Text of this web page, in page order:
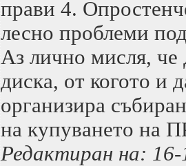
прави 4.
лесно проблеми
Аз лично мисля,
диска, от когото и
организира
на купуването на
Редактиран на: